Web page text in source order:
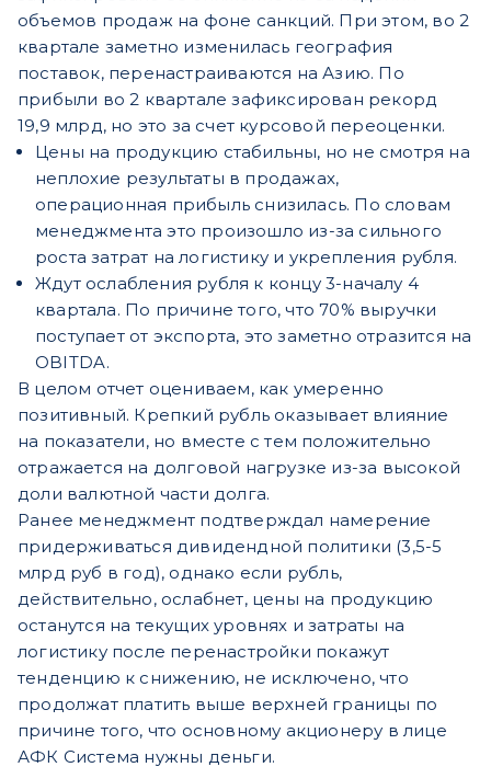
объемов продаж на фоне санкций. При этом, во 2
квартале заметно изменилась география
поставок, перенастраиваются на Азию. По
прибыли во 2 квартале зафиксирован рекорд
19,9 млрд, но это за счет курсовой переоценки.
Цены на продукцию стабильны, но не смотря на
неплохие результаты в продажах,
операционная прибыль снизилась. По словам
менеджмента это произошло из-за сильного
роста затрат на логистику и укрепления рубля.
Ждут ослабления рубля к концу 3-началу 4
квартала. По причине того, что 70% выручки
поступает от экспорта, это заметно отразится на
OBITDA.
В целом отчет оцениваем, как умеренно
позитивный. Крепкий рубль оказывает влияние
на показатели, но вместе с тем положительно
отражается на долговой нагрузке из-за высокой
доли валютной части долга.
Ранее менеджмент подтверждал намерение
придерживаться дивидендной политики (3,5-5
млрд руб в год), однако если рубль,
действительно, ослабнет, цены на продукцию
останутся на текущих уровнях и затраты на
логистику после перенастройки покажут
тенденцию к снижению, не исключено, что
продолжат платить выше верхней границы по
причине того, что основному акционеру в лице
АФК Система нужны деньги.